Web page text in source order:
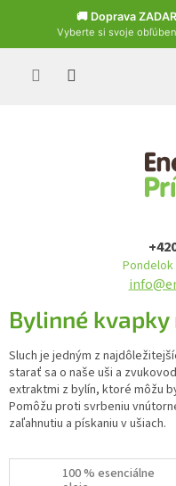
🚚 Doprava
Vyberte si svoje
Pondelok
Bylinné kvapky
Sluch je jedným z
starať sa o naše uši a
extraktmi z bylín, ktoré môžu
Pomôžu proti svrbeniu
zaľahnutiu a pískaniu v ušiach.
100 % esenciálne